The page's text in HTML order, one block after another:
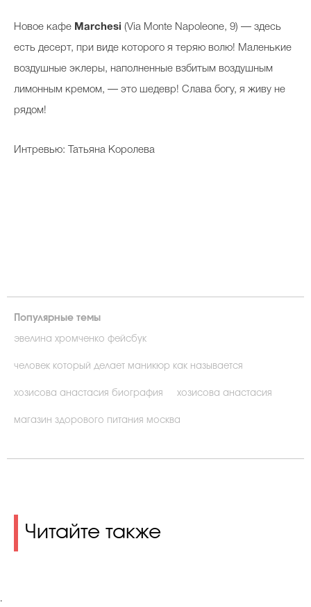
Новое кафе Marchesi (Via Monte Napoleone, 9) — здесь
есть десерт, при виде которого я теряю волю! Маленькие
воздушные эклеры, наполненные взбитым воздушным
лимонным кремом, — это шедевр! Слава богу, я живу не
рядом!
Интревью: Татьяна Королева
Популярные темы
эвелина хромченко фейсбук
человек который делает маникюр как называется
хозисова анастасия биография хозисова анастасия
магазин здорового питания москва
Читайте также
.